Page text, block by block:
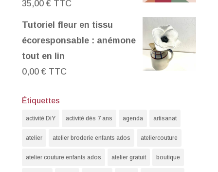
35,00 € TTC
Tutoriel fleur en tissu
écoresponsable : anémone
tout en lin
0,00 € TTC
Étiquettes
activité DiY activité dès 7 ans agenda artisanat
atelier atelier broderie enfants ados ateliercouture
atelier couture enfants ados atelier gratuit boutique